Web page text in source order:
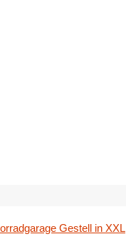
Gestell in XXL